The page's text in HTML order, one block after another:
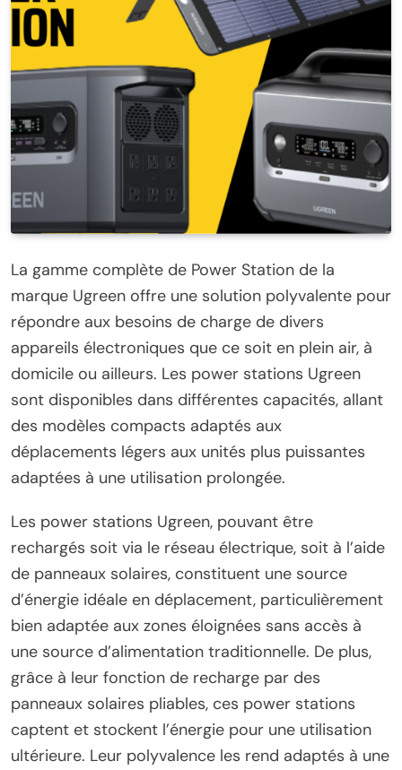
La gamme complète de Power Station de la
marque Ugreen offre une solution polyvalente pour
répondre aux besoins de charge de divers
appareils électroniques que ce soit en plein air, à
domicile ou ailleurs. Les power stations Ugreen
sont disponibles dans différentes capacités, allant
des modèles compacts adaptés aux
déplacements légers aux unités plus puissantes
adaptées à une utilisation prolongée.
Les power stations Ugreen, pouvant être
rechargés soit via le réseau électrique, soit à l’aide
de panneaux solaires, constituent une source
d’énergie idéale en déplacement, particulièrement
bien adaptée aux zones éloignées sans accès à
une source d’alimentation traditionnelle. De plus,
grâce à leur fonction de recharge par des
panneaux solaires pliables, ces power stations
captent et stockent l’énergie pour une utilisation
ultérieure. Leur polyvalence les rend adaptés à une